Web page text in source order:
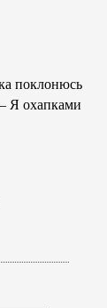
поклонюсь
Я охапками